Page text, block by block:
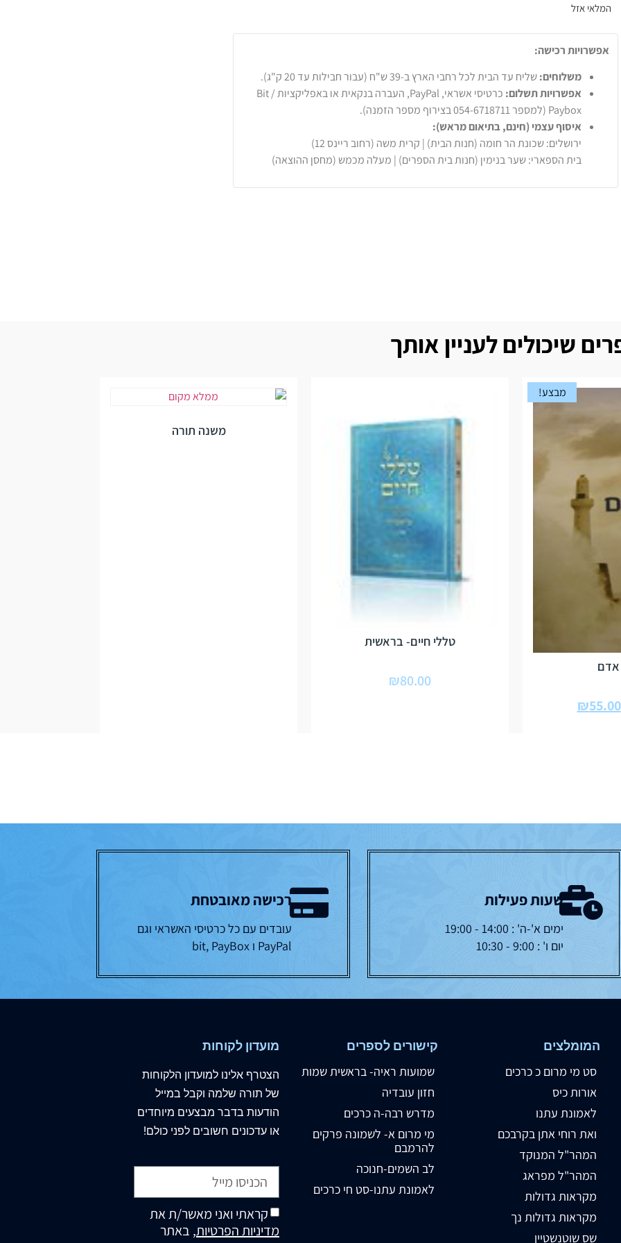
המלאי אזל
אפשרויות רכישה:
משלוחים:שליח עד הבית לכל רחבי הארץ ב-39 ש"ח (עבור חבילות עד 20 ק"ג).
אפשרויות תשלום:
כרטיסי אשראי, PayPal, העברה בנקאית או באפליקציות Bit /
Paybox (למספר 054-6718711 בצירוף מספר הזמנה).
איסוף עצמי (חינם, בתיאום מראש):
ירושלים: שכונת הר חומה (חנות הבית) | קרית משה (רחוב ריינס 12)
בית הספארי: שער בנימין (חנות בית הספרים) | מעלה מכמש (מחסן ההוצאה)
שיכולים לעניין אותך
מבצע!
אדם
₪55.00
טללי חיים- בראשית
₪80.00
משנה תורה
שעות פעילות
ימים א'-ה' : 14:00 - 19:00
יום ו' : 9:00 - 10:30
רכישה מאובטחת
עובדים עם כל כרטיסי האשראי וגם
PayPal ו bit, PayBox
המומלצים
סט מי מרום כ כרכים
אורות כיס
לאמונת עתנו
ואת רוחי אתן בקרבכם
המהר"ל המנוקד
המהר"ל מפראג
מקראות גדולות
מקראות גדולות נך
שס שוטנשטיין
קישורים לספרים
שמועות ראיה- בראשית שמות
חזון עובדיה
מדרש רבה-ה כרכים
מי מרום א- לשמונה פרקים
להרמבם
לב השמים-חנוכה
לאמונת עתנו-סט חי כרכים
מועדון לקוחות
הצטרף אלינו למועדון הלקוחות
של תורה שלמה וקבל במייל
הודעות בדבר מבצעים מיוחדים
או עדכונים חשובים לפני כולם!
קראתי ואני מאשר/ת את
מדיניות הפרטיות, באתר